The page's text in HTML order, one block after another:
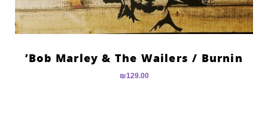
Bob Marley & The Wailers ‎/ Burnin’
₪129.00